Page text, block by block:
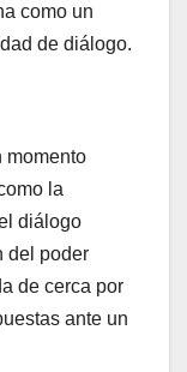
como un
de diálogo.
momento
la
diálogo
del poder
de cerca por
ante un